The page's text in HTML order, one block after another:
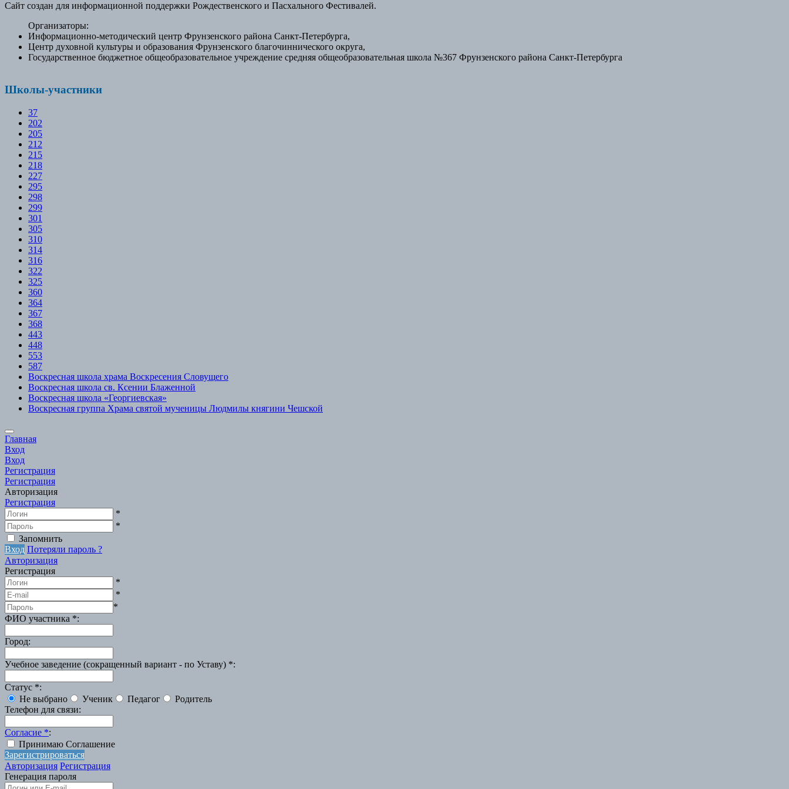
Сайт создан для информационной поддержки Рождественского и Пасхального Фестивалей.
Организаторы:
Информационно-методический центр Фрунзенского района Санкт-Петербурга,
Центр духовной культуры и образования Фрунзенского благочиннического округа,
Государственное бюджетное общеобразовательное учреждение средняя общеобразовательная школа №367 Фрунзенского района Санкт-Петербурга
Школы-участники
37
202
205
212
215
218
227
295
298
299
301
305
310
314
316
322
325
360
364
367
368
443
448
553
587
Воскресная школа храма Воскресения Словущего
Воскресная школа св. Ксении Блаженной
Воскресная школа «Георгиевская»
Воскресная группа Храма святой мученицы Людмилы княгини Чешской
Scroll
to
Top
Главная
Вход
Вход
Регистрация
Регистрация
Авторизация
Регистрация
*
*
Запомнить
Вход Потеряли пароль ?
Авторизация
Регистрация
*
*
*
ФИО участника *:
Город:
Учебное заведение (сокращенный вариант - по Уставу) *:
Статус *:
Не выбрано
Ученик Педагог
Родитель
Телефон для связи:
Согласие *:
Принимаю Соглашение
Зарегистрироваться
Авторизация Регистрация
Генерация пароля